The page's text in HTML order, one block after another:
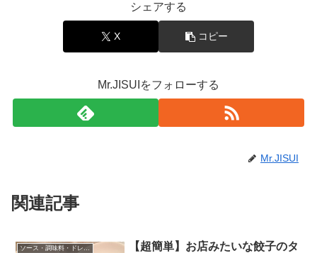
シェアする
X コピー
Mr.JISUIをフォローする
Mr.JISUI
関連記事
ソース・調味料・ドレッシング
【超簡単】お店みたいな餃子のタ